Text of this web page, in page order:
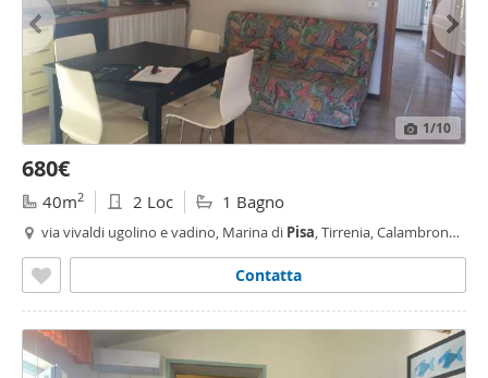
1/10
680€
40m2 2 Loc 1 Bagno
via vivaldi ugolino e vadino, Marina di Pisa, Tirrenia, Calambrone -
Contatta